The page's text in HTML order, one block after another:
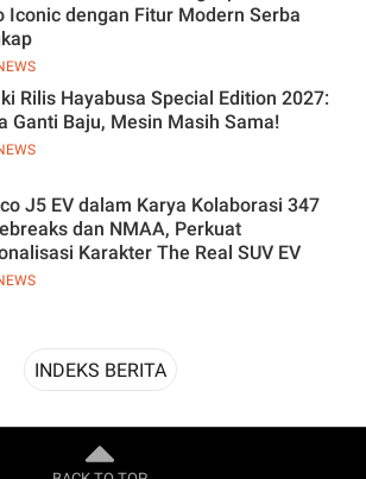
Iconic dengan Fitur Modern Serba
Rilis Hayabusa Special Edition 2027:
Ganti Baju, Mesin Masih Sama!
J5 EV dalam Karya Kolaborasi 347
dan NMAA, Perkuat
Karakter The Real SUV EV
INDEKS BERITA